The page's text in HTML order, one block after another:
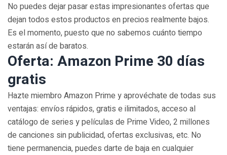
No puedes dejar pasar estas impresionantes ofertas que
dejan todos estos productos en precios realmente bajos.
Es el momento, puesto que no sabemos cuánto tiempo
estarán así de baratos.
Oferta: Amazon Prime 30 días
gratis
Hazte miembro Amazon Prime y aprovéchate de todas sus
ventajas: envíos rápidos, gratis e ilimitados, acceso al
catálogo de series y películas de Prime Video, 2 millones
de canciones sin publicidad, ofertas exclusivas, etc. No
tiene permanencia, puedes darte de baja en cualquier